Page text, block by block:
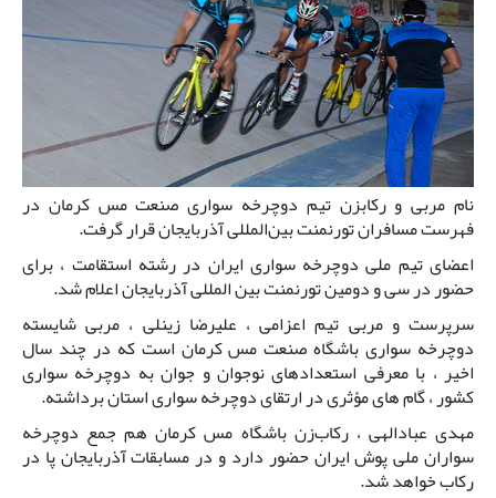
نام مربی و رکابزن تیم دوچرخه سواری صنعت مس کرمان در
فهرست مسافران تورنمنت بین‌المللی آذربایجان قرار گرفت.
اعضای تیم ملی دوچرخه سواری ایران در رشته استقامت ، برای
حضور در سی و دومین تورنمنت بین المللی آذربایجان اعلام شد.
سرپرست و مربی تیم اعزامی ، علیرضا زینلی ، مربی شایسته
دوچرخه سواری باشگاه صنعت مس کرمان است که در چند سال
اخیر ، با معرفی استعدادهای نوجوان و جوان به دوچرخه سواری
کشور ، گام های مؤثری در ارتقای دوچرخه سواری استان برداشته.
مهدی عبادالهی ، رکاب‌زن باشگاه مس کرمان هم جمع دوچرخه
سواران ملی پوش ایران حضور دارد و در مسابقات آذربایجان پا در
رکاب خواهد شد.